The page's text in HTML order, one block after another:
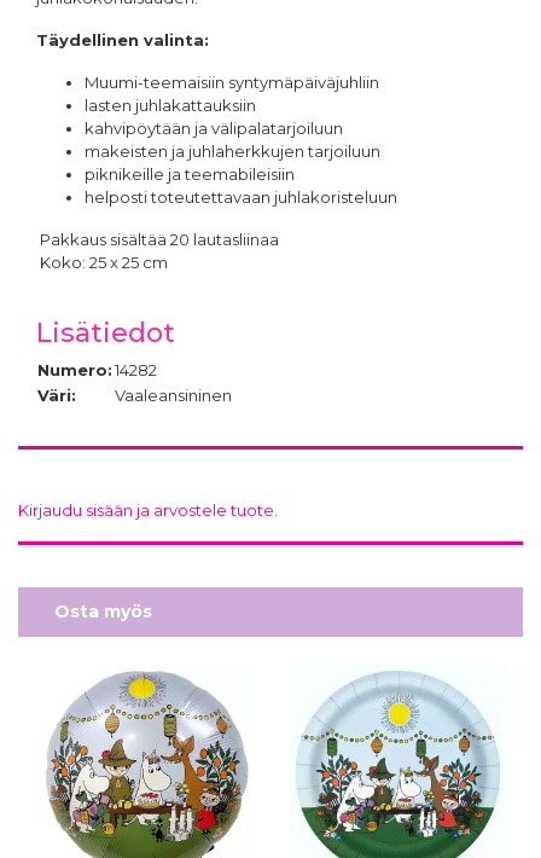
Täydellinen valinta:
Muumi-teemaisiin syntymäpäiväjuhliin
lasten juhlakattauksiin
kahvipöytään ja välipalatarjoiluun
makeisten ja juhlaherkkujen tarjoiluun
piknikeille ja teemabileisiin
helposti toteutettavaan juhlakoristeluun
Pakkaus sisältää 20 lautasliinaa
Koko: 25 x 25 cm
Lisätiedot
Numero:14282
Väri:
Vaaleansininen
Kirjaudu sisään ja arvostele tuote.
Osta myös